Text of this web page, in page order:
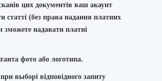
цих документів ваш акаунт
статті (без права надання платних
зможете надавати платні
фото або логотипа.
выборі відповідного запиту